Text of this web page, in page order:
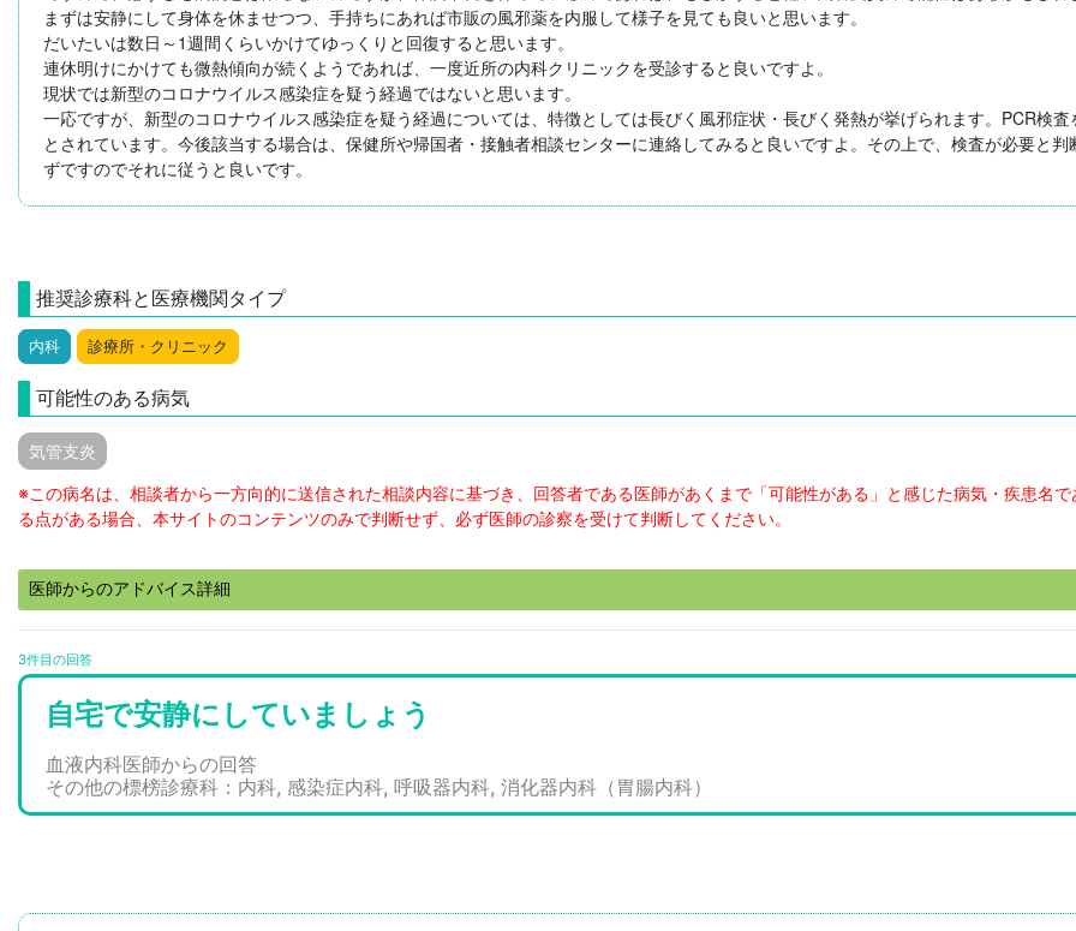
まずは安静にして身体を休ませつつ、手持ちにあれば市販の風邪薬を内服して様子を見ても良いと思います。
だいたいは数日～1週間くらいかけてゆっくりと回復すると思います。
連休明けにかけても微熱傾向が続くようであれば、一度近所の内科クリニックを受診すると良いですよ。
現状では新型のコロナウイルス感染症を疑う経過ではないと思います。
一応ですが、新型のコロナウイルス感染症を疑う経過については、特徴としては長びく風邪症状・長びく発熱が挙げられます。PCR検
とされています。今後該当する場合は、保健所や帰国者・接触者相談センターに連絡してみると良いですよ。その上で、検査が必要と
ずですのでそれに従うと良いです。
推奨診療科と医療機関タイプ
内科 診療所・クリニック
可能性のある病気
気管支炎
※この病名は、相談者から一方向的に送信された相談内容に基づき、回答者である医師があくまで「可能性がある」と感じた病気・疾患名
る点がある場合、本サイトのコンテンツのみで判断せず、必ず医師の診察を受けて判断してください。
医師からのアドバイス詳細
3件目の回答
自宅で安静にしていましょう
血液内科医師からの回答
その他の標榜診療科：内科, 感染症内科, 呼吸器内科, 消化器内科（胃腸内科）